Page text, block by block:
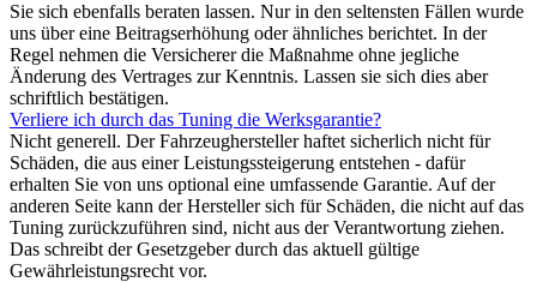
Sie sich ebenfalls beraten lassen. Nur in den seltensten Fällen wurde
uns über eine Beitragserhöhung oder ähnliches berichtet. In der
Regel nehmen die Versicherer die Maßnahme ohne jegliche
Änderung des Vertrages zur Kenntnis. Lassen sie sich dies aber
schriftlich bestätigen.
Verliere ich durch das Tuning die Werksgarantie?
Nicht generell. Der Fahrzeughersteller haftet sicherlich nicht für
Schäden, die aus einer Leistungssteigerung entstehen - dafür
erhalten Sie von uns optional eine umfassende Garantie. Auf der
anderen Seite kann der Hersteller sich für Schäden, die nicht auf das
Tuning zurückzuführen sind, nicht aus der Verantwortung ziehen.
Das schreibt der Gesetzgeber durch das aktuell gültige
Gewährleistungsrecht vor.